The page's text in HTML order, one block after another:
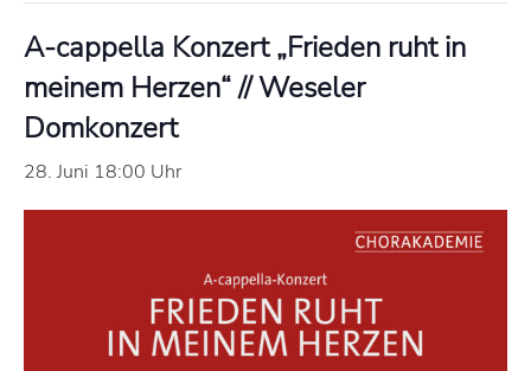
A-cappella Konzert „Frieden ruht in
meinem Herzen“ // Weseler
Domkonzert
28. Juni 18:00 Uhr